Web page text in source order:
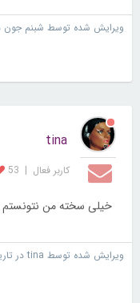
ویرایش شده توسط شبنم جون در تاریخ ۲۰/
tina
کاربر فعال |
53
خیلی سخته من نتونستم
ویرایش شده توسط tina در تاریخ ۲۰/۱۲/۱۳۹۱ ۱۵:۰۲